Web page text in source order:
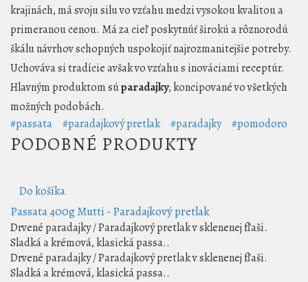
krajinách, má svoju silu vo vzťahu medzi vysokou kvalitou a
primeranou cenou. Má za cieľ poskytnúť širokú a rôznorodú
škálu návrhov schopných uspokojiť najrozmanitejšie potreby.
Uchováva si tradície avšak vo vzťahu s inováciami receptúr.
Hlavným produktom súparadajky, koncipované vo všetkých
možných podobách.
#passata
#paradajkový pretlak #paradajky #pomodoro
PODOBNÉ PRODUKTY
Do košíka
Passata 400g Mutti - Paradajkový pretlak
Drvené paradajky / Paradajkový pretlak v sklenenej fľaši.
Sladká a krémová, klasická passa..
Drvené paradajky / Paradajkový pretlak v sklenenej fľaši.
Sladká a krémová, klasická passa..